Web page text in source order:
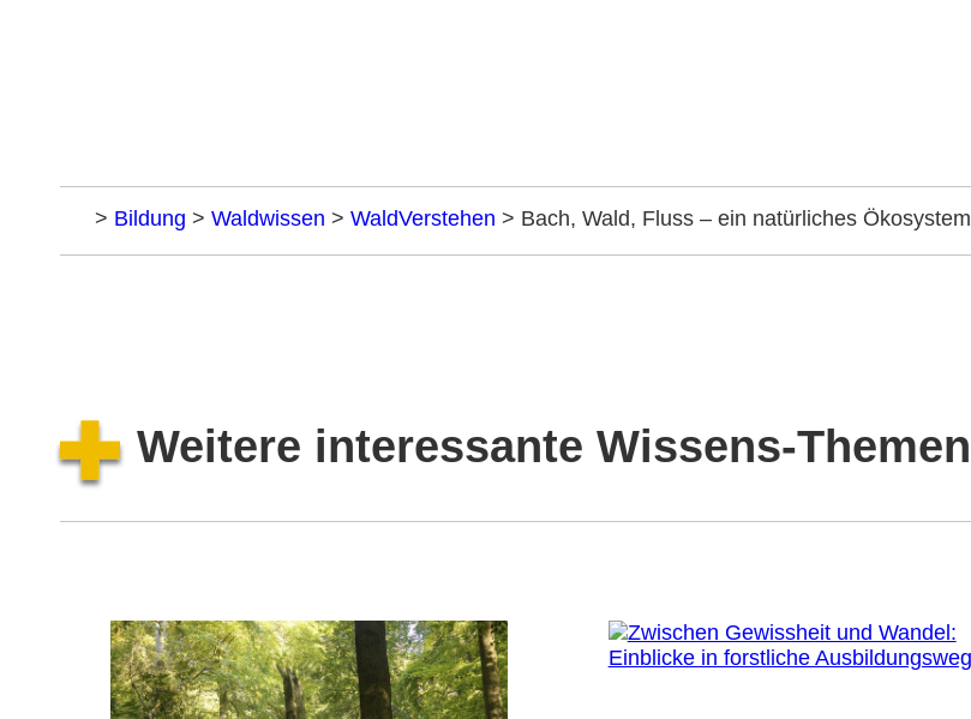
Home
> Bildung > Waldwissen > WaldVerstehen > Bach, Wald, Fluss – ein natürliches Ökosystem
Weitere interessante Wissens-Themen